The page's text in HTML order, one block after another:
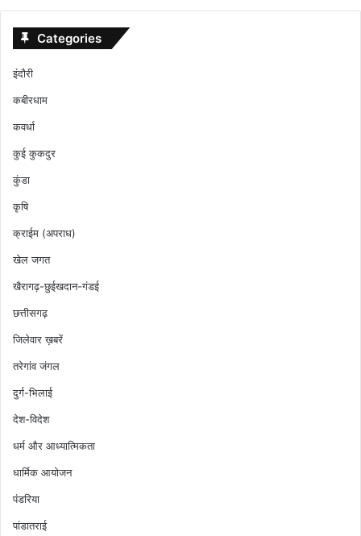
Categories
इंदौरी
कबीरधाम
कवर्धा
कुई कुकदुर
कुंडा
कृषि
क्राईम (अपराध)
खेल जगत
खैरागढ़-छुईखदान-गंडई
छत्तीसगढ़
जिलेवार ख़बरें
तरेगांव जंगल
दुर्ग-भिलाई
देश-विदेश
धर्म और आध्यात्मिकता
धार्मिक आयोजन
पंडरिया
पांडातराई